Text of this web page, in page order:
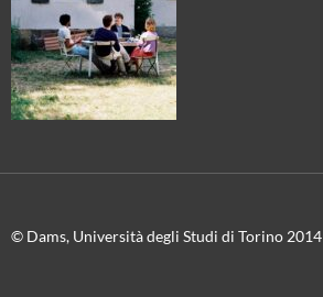
© Dams, Università degli Studi di Torino 2014